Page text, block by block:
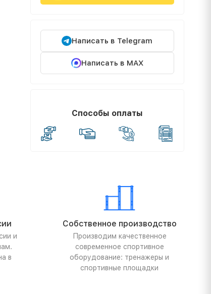
Написать в Telegram
Написать в MAX
Способы оплаты
и
в
Собственное производство
Производим качественное
современное спортивное
оборудование: тренажеры и
спортивные площадки